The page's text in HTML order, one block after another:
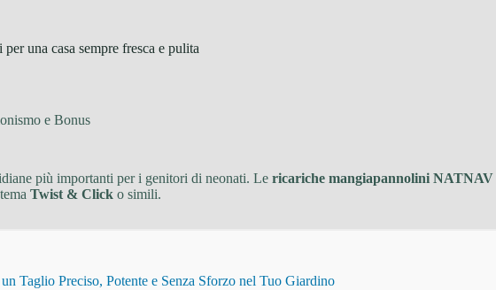
una casa sempre fresca e pulita
e Bonus
più importanti per i genitori di neonati. Le ricariche mangiapannolini NATNAV
Twist & Click o simili.
Taglio Preciso, Potente e Senza Sforzo nel Tuo Giardino